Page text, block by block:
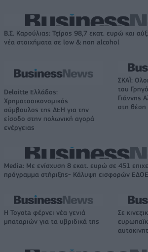
Β.Σ. Καρούλιας: Τζίρος 98,7 εκατ. ευρώ και
νέα στοιχήματα σε low & non alcohol
Deloitte Ελλάδος:
Χρηματοοικονομικός
σύμβουλος της ΔΕΗ για την
είσοδο στην πολωνική αγορά
ενέργειας
ΣΚΑΪ:
του
Γιάννης
στη θέση
Media: Με ενίσχυση 8 εκατ. ευρώ σε 451
πρόγραμμα στήριξης- Κάλυψη εισφορών
Η Toyota φέρνει νέα γενιά
μπαταριών για τα υβριδικά της
Σε